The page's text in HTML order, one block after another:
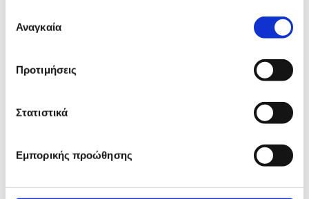
των υπηρεσιών τους.
συγκατάθεσης
Αναγκαία
Προτιμήσεις
Στατιστικά
Εμπορικής προώθησης